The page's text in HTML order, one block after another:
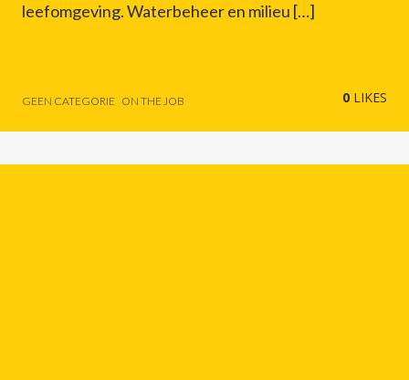
leefomgeving. Waterbeheer en milieu […]
GEEN CATEGORIE ON THE JOB 0 LIKES